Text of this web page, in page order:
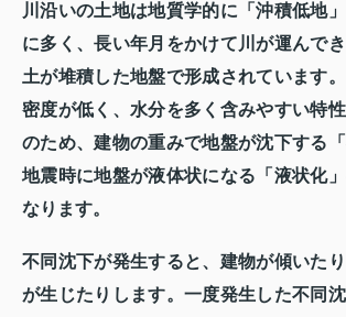
川沿いの土地は地質学的に「沖積低地
に多く、長い年月をかけて川が運んで
土が堆積した地盤で形成されています
密度が低く、水分を多く含みやすい特
のため、建物の重みで地盤が沈下する「
地震時に地盤が液体状になる「液状化
なります。
不同沈下が発生すると、建物が傾いた
が生じたりします。一度発生した不同